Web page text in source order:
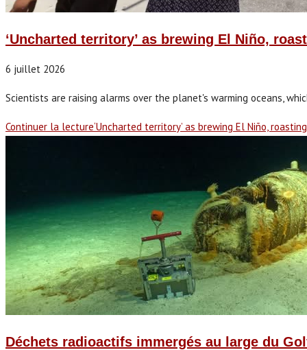
‘Uncharted territory’ as brewing El Niño,
6 juillet 2026
Scientists are raising alarms over the planet's warming oceans,
Continuer la lecture‘Uncharted territory’ as brewing El Niño,
Déchets radioactifs immergés au large du